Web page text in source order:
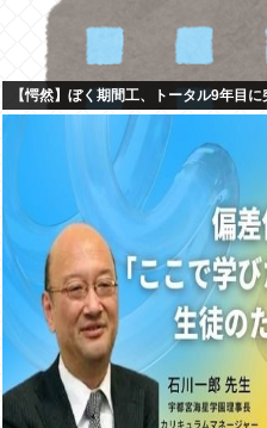
【愕然】ぼく期間工、トータル9年目